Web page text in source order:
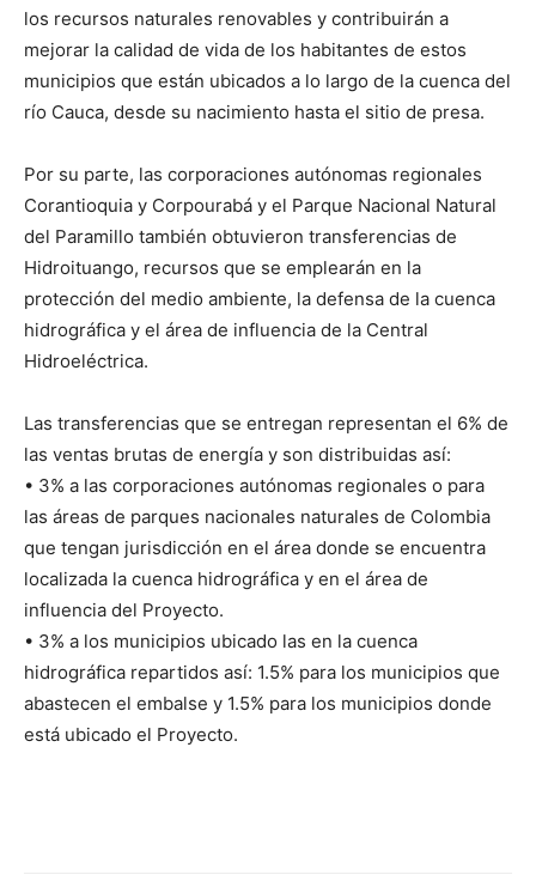
los recursos naturales renovables y contribuirán a
mejorar la calidad de vida de los habitantes de estos
municipios que están ubicados a lo largo de la cuenca del
río Cauca, desde su nacimiento hasta el sitio de presa.
Por su parte, las corporaciones autónomas regionales
Corantioquia y Corpourabá y el Parque Nacional Natural
del Paramillo también obtuvieron transferencias de
Hidroituango, recursos que se emplearán en la
protección del medio ambiente, la defensa de la cuenca
hidrográfica y el área de influencia de la Central
Hidroeléctrica.
Las transferencias que se entregan representan el 6% de
las ventas brutas de energía y son distribuidas así:
• 3% a las corporaciones autónomas regionales o para
las áreas de parques nacionales naturales de Colombia
que tengan jurisdicción en el área donde se encuentra
localizada la cuenca hidrográfica y en el área de
influencia del Proyecto.
• 3% a los municipios ubicado las en la cuenca
hidrográfica repartidos así: 1.5% para los municipios que
abastecen el embalse y 1.5% para los municipios donde
está ubicado el Proyecto.